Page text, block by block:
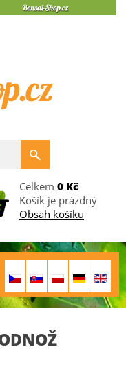
Celkem 0 Kč
Košík je prázdný
Obsah košíku